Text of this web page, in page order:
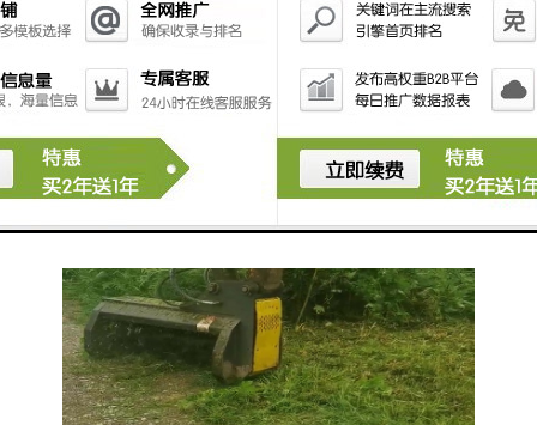
坪，使草坪保持整洁、美观。